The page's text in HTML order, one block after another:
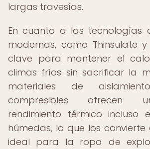
largas travesías.
En cuanto a las tecnologías
modernas, como Thinsulate
clave para mantener el
climas fríos sin sacrificar la
materiales de
compresibles ofrecen
rendimiento térmico incluso
húmedas, lo que los
ideal para la ropa de